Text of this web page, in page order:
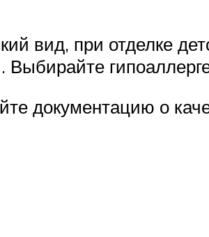
вид, при отделке
документацию о